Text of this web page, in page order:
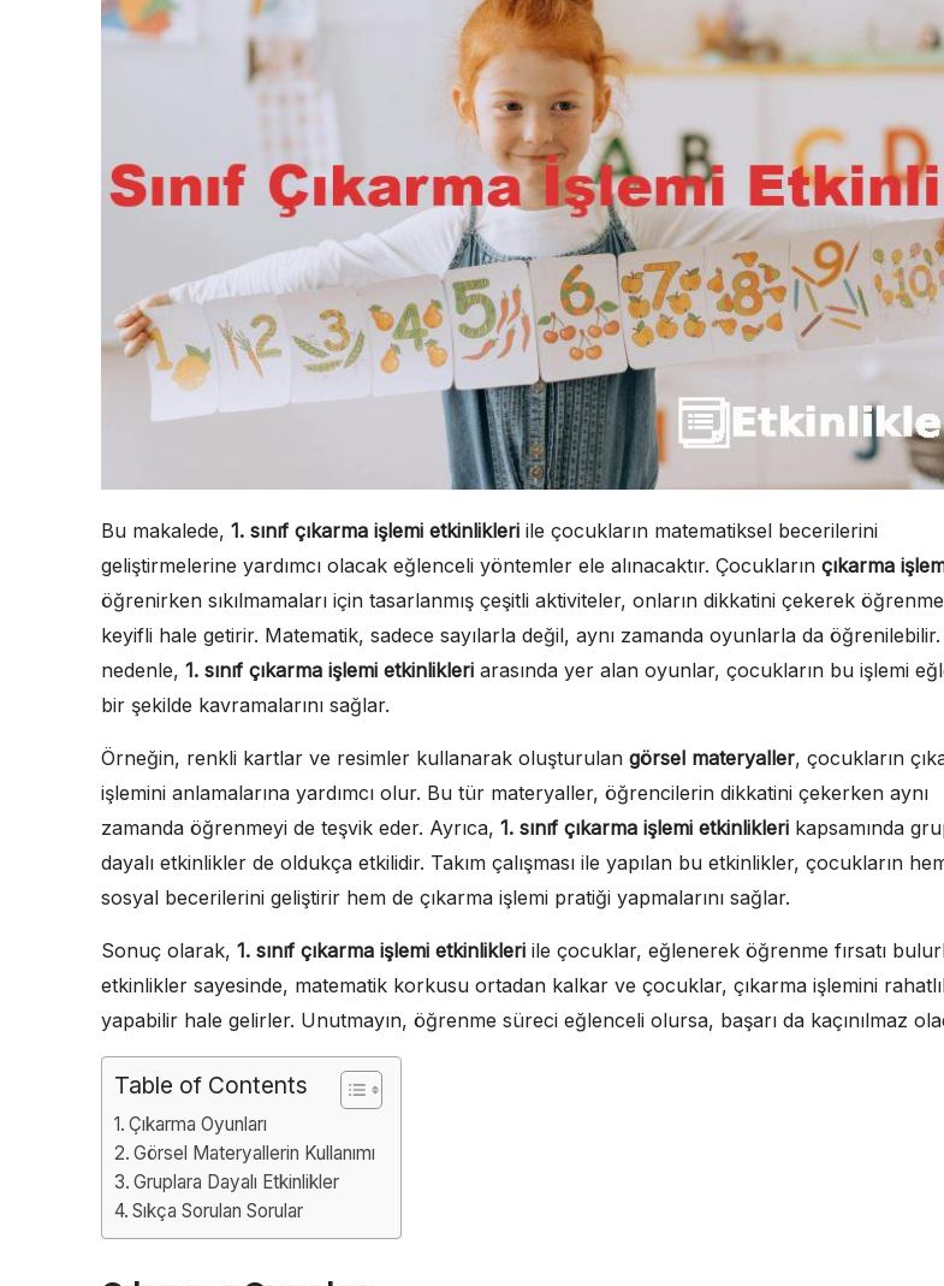
Bu makalede, 1. sınıf çıkarma işlemi etkinlikleri ile çocukların matematiksel becerilerini
geliştirmelerine yardımcı olacak eğlenceli yöntemler ele alınacaktır. Çocukların çıkarma
öğrenirken sıkılmamaları için tasarlanmış çeşitli aktiviteler, onların dikkatini çekerek
keyifli hale getirir. Matematik, sadece sayılarla değil, aynı zamanda oyunlarla da
nedenle, 1. sınıf çıkarma işlemi etkinlikleri arasında yer alan oyunlar, çocukların bu işlemi
bir şekilde kavramalarını sağlar.
Örneğin, renkli kartlar ve resimler kullanarak oluşturulan görsel materyaller, çocukların
işlemini anlamalarına yardımcı olur. Bu tür materyaller, öğrencilerin dikkatini çekerken aynı
zamanda öğrenmeyi de teşvik eder. Ayrıca, 1. sınıf çıkarma işlemi etkinlikleri kapsamında
dayalı etkinlikler de oldukça etkilidir. Takım çalışması ile yapılan bu etkinlikler, çocukların
sosyal becerilerini geliştirir hem de çıkarma işlemi pratiği yapmalarını sağlar.
Sonuç olarak, 1. sınıf çıkarma işlemi etkinlikleri ile çocuklar, eğlenerek öğrenme fırsatı
etkinlikler sayesinde, matematik korkusu ortadan kalkar ve çocuklar, çıkarma işlemini
yapabilir hale gelirler. Unutmayın, öğrenme süreci eğlenceli olursa, başarı da kaçınılmaz
Table of Contents
Çıkarma Oyunları
Görsel Materyallerin Kullanımı
Gruplara Dayalı Etkinlikler
Sıkça Sorulan Sorular